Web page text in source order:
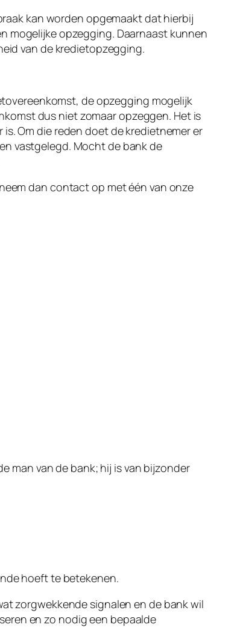
kan worden opgemaakt dat hierbij
mogelijke opzegging. Daarnaast kunnen
van de kredietopzegging.
de opzegging mogelijk
dus niet zomaar opzeggen. Het is
Om die reden doet de kredietnemer er
vastgelegd. Mocht de bank de
dan contact op met één van onze
man van de bank; hij is van bijzonder
hoeft te betekenen.
zorgwekkende signalen en de bank wil
en zo nodig een bepaalde